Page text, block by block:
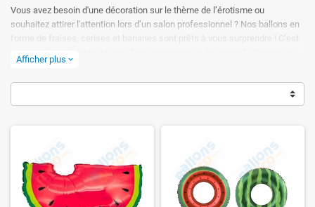
Vous avez besoin d'une décoration sur le thème de l’érotisme ou
souhaitez attirer l'attention lors d’un salon professionnel ? Nos ballons en
forme de fraises, cerises et bananes sont prêts à vous surprendre ! C’est
vos clients, tout en vous démarquant de la concurrence.
Pour une soirée sur le thème tropical, nos ballons en forme d'ananas,
Ballonsdeco.com vous accompagne dans vos décorations ballons pour tous
vos évènements.
Afficher plus expand_more